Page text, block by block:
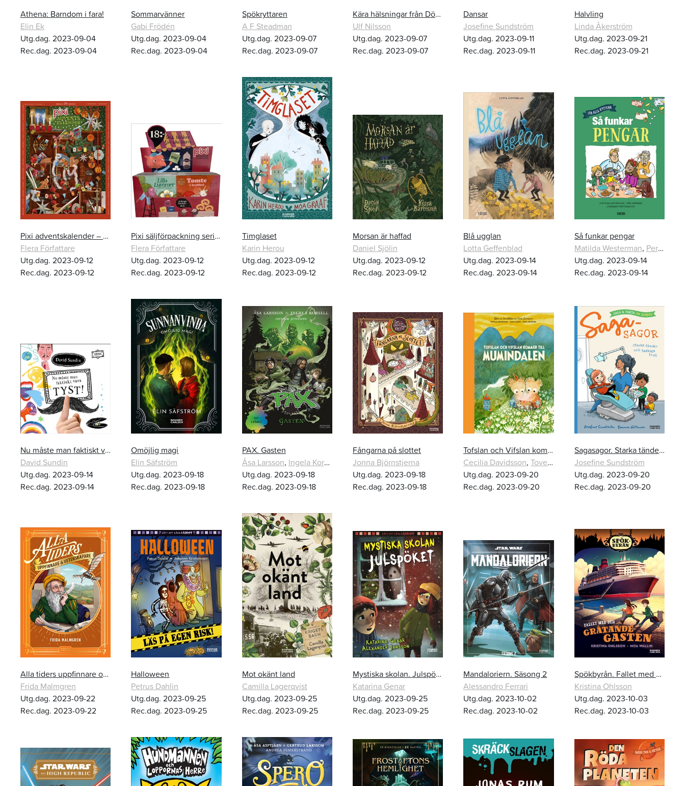
Athena: Barndom i fara!
Elin Ek
Utg.dag. 2023-09-04
Rec.dag. 2023-09-04
Sommarvänner
Gabi Frödén
Utg.dag. 2023-09-04
Rec.dag. 2023-09-04
Spökryttaren
A F Steadman
Utg.dag. 2023-09-07
Rec.dag. 2023-09-07
Kära hälsningar från Döden
Ulf Nilsson
Utg.dag. 2023-09-07
Rec.dag. 2023-09-07
Dansar
Josefine Sundström
Utg.dag. 2023-09-11
Rec.dag. 2023-09-11
Halvling
Linda Åkerström
Utg.dag. 2023-09-21
Rec.dag. 2023-09-21
Pixi adventskalender – Filippa Widlund
Flera Författare
Utg.dag. 2023-09-12
Rec.dag. 2023-09-12
Pixi säljförpackning serie 259
Flera Författare
Utg.dag. 2023-09-12
Rec.dag. 2023-09-12
Timglaset
Karin Herou
Utg.dag. 2023-09-12
Rec.dag. 2023-09-12
Morsan är haffad
Daniel Sjölin
Utg.dag. 2023-09-12
Rec.dag. 2023-09-12
Blå ugglan
Lotta Geffenblad
Utg.dag. 2023-09-14
Rec.dag. 2023-09-14
Så funkar pengar
Matilda Westerman, Per Wreding
Utg.dag. 2023-09-14
Rec.dag. 2023-09-14
Nu måste man faktiskt vara TYST!
David Sundin
Utg.dag. 2023-09-14
Rec.dag. 2023-09-14
Omöjlig magi
Elin Säfström
Utg.dag. 2023-09-18
Rec.dag. 2023-09-18
PAX. Gasten
Åsa Larsson, Ingela Korsell
Utg.dag. 2023-09-18
Rec.dag. 2023-09-18
Fångarna på slottet
Jonna Björnstjerna
Utg.dag. 2023-09-18
Rec.dag. 2023-09-18
Tofslan och Vifslan kommer till Mumindalen
Cecilia Davidsson,Tove Jansson ,Alex Haridi
Utg.dag. 2023-09-20
Rec.dag. 2023-09-20
Sagasagor. Starka tänder och taskiga troll. Saga och fakta om tänder
Josefine Sundström
Utg.dag. 2023-09-20
Rec.dag. 2023-09-20
Alla tiders uppfinnare och vetenskapare
Frida Malmgren
Utg.dag. 2023-09-22
Rec.dag. 2023-09-22
Halloween
Petrus Dahlin
Utg.dag. 2023-09-25
Rec.dag. 2023-09-25
Mot okänt land
Camilla Lagerqvist
Utg.dag. 2023-09-25
Rec.dag. 2023-09-25
Mystiska skolan. Julspöket
Katarina Genar
Utg.dag. 2023-09-25
Rec.dag. 2023-09-25
Mandaloriern. Säsong 2
Alessandro Ferrari
Utg.dag. 2023-10-02
Rec.dag. 2023-10-02
Spökbyrån. Fallet med den gråtande gasten
Kristina Ohlsson
Utg.dag. 2023-10-03
Rec.dag. 2023-10-03